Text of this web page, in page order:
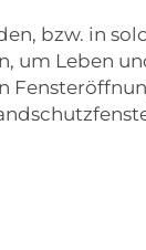
bzw. in
um Leben